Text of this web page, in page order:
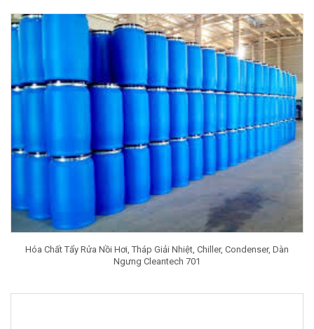
Hóa Chất Tẩy Rửa Nồi Hơi, Tháp Giải Nhiệt, Chiller, Condenser, Dàn
Ngưng Cleantech 701